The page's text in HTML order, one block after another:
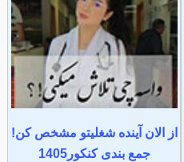
از الان آینده شغلیتو مشخص کن!
جمع بندی کنکور1405